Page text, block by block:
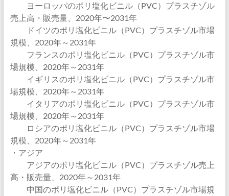
ヨーロッパのポリ塩化ビニル（PVC）プラスチゾル
売上高・販売量、2020年〜2031年
ドイツのポリ塩化ビニル（PVC）プラスチゾル市場
規模、2020年～2031年
フランスのポリ塩化ビニル（PVC）プラスチゾル市
場規模、2020年～2031年
イギリスのポリ塩化ビニル（PVC）プラスチゾル市
場規模、2020年～2031年
イタリアのポリ塩化ビニル（PVC）プラスチゾル市
場規模、2020年～2031年
ロシアのポリ塩化ビニル（PVC）プラスチゾル市場
規模、2020年～2031年
・アジア
アジアのポリ塩化ビニル（PVC）プラスチゾル売上
高・販売量、2020年～2031年
中国のポリ塩化ビニル（PVC）プラスチゾル市場規